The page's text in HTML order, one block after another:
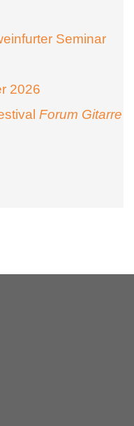
Seminar
2026
Forum Gitarre